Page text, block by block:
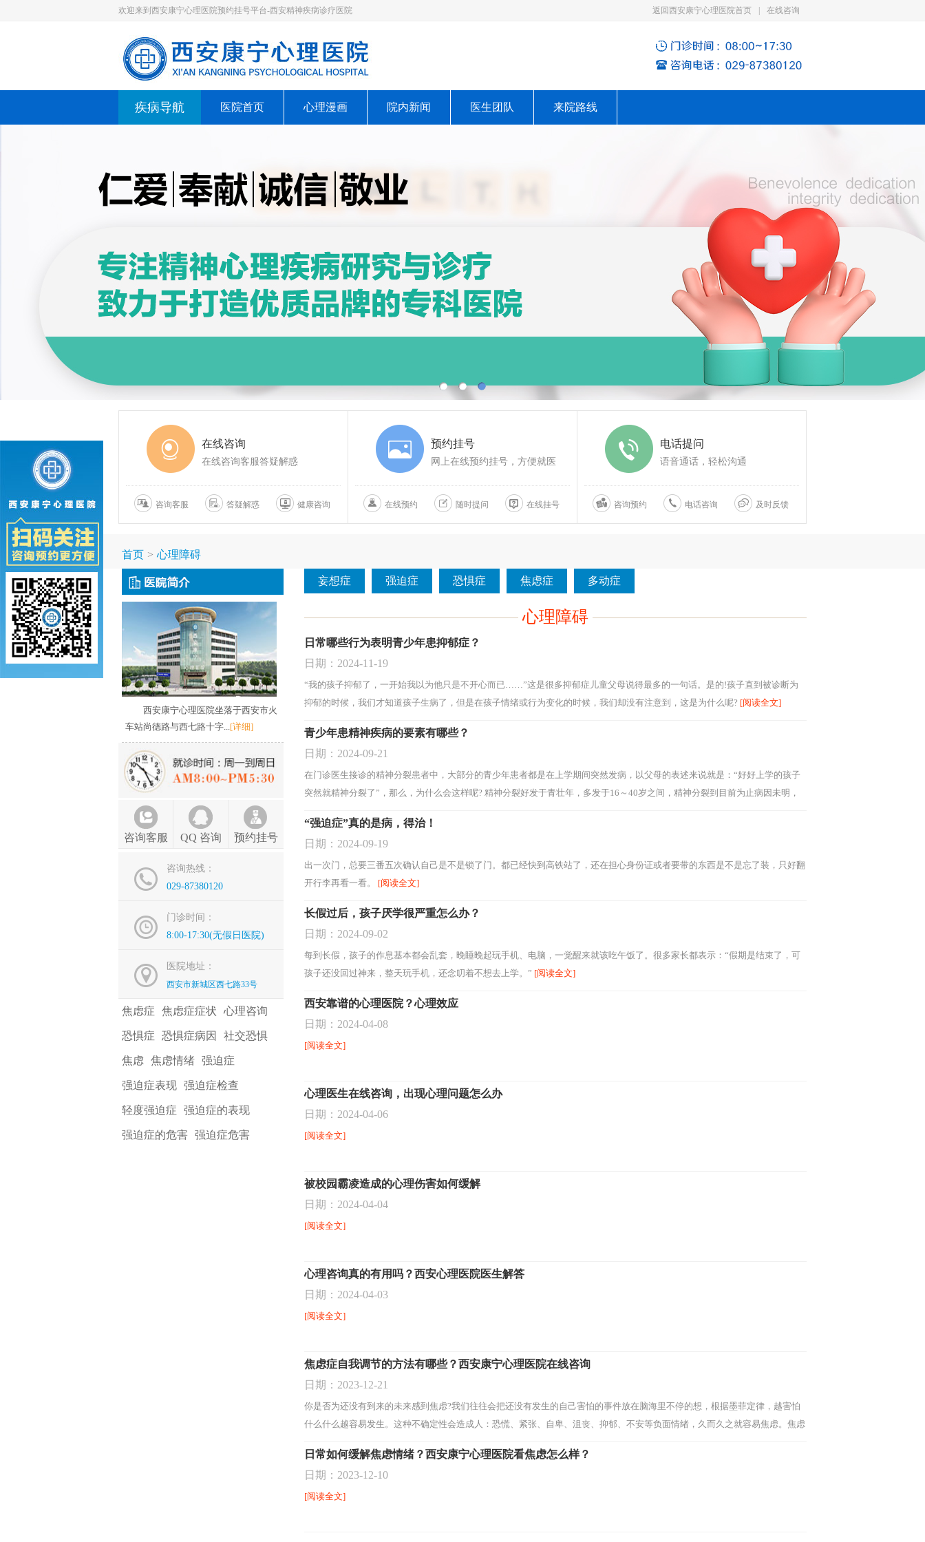
返回西安康宁心理医院首页 在线咨询
欢迎来到西安康宁心理医院预约挂号平台-西安精神疾病诊疗医院
疾病导航 医院首页 心理漫画 院内新闻 医生团队 来院路线
在线咨询
在线咨询客服答疑解惑
咨询客服 答疑解惑 健康咨询
预约挂号
网上在线预约挂号，方便就医
在线预约 随时提问 在线挂号
电话提问
语音通话，轻松沟通
咨询预约 电话咨询 及时反馈
首页 > 心理障碍
西安康宁心理医院坐落于西安市火
车站尚德路与西七路十字...[详细]
咨询客服 QQ 咨询 预约挂号
咨询热线：
029-87380120
门诊时间：
8:00-17:30(无假日医院)
医院地址：
西安市新城区西七路33号
焦虑症 焦虑症症状 心理咨询
恐惧症 恐惧症病因 社交恐惧
焦虑 焦虑情绪 强迫症
强迫症表现 强迫症检查
轻度强迫症 强迫症的表现
强迫症的危害 强迫症危害
妄想症 强迫症 恐惧症 焦虑症 多动症
心理障碍
日常哪些行为表明青少年患抑郁症？
日期：2024-11-19
“我的孩子抑郁了，一开始我以为他只是不开心而已……”这是很多抑郁症儿童父母说得最多的一句话。是的!孩子直到被诊断为
抑郁的时候，我们才知道孩子生病了，但是在孩子情绪或行为变化的时候，我们却没有注意到，这是为什么呢? [阅读全文]
青少年患精神疾病的要素有哪些？
日期：2024-09-21
在门诊医生接诊的精神分裂患者中，大部分的青少年患者都是在上学期间突然发病，以父母的表述来说就是：“好好上学的孩子
突然就精神分裂了”，那么，为什么会这样呢? 精神分裂好发于青壮年，多发于16～40岁之间，精神分裂到目前为止病因未明，
“强迫症”真的是病，得治！
日期：2024-09-19
出一次门，总要三番五次确认自己是不是锁了门。都已经快到高铁站了，还在担心身份证或者要带的东西是不是忘了装，只好翻
开行李再看一看。 [阅读全文]
长假过后，孩子厌学很严重怎么办？
日期：2024-09-02
每到长假，孩子的作息基本都会乱套，晚睡晚起玩手机、电脑，一觉醒来就该吃午饭了。很多家长都表示：“假期是结束了，可
孩子还没回过神来，整天玩手机，还念叨着不想去上学。” [阅读全文]
西安靠谱的心理医院？心理效应
日期：2024-04-08
[阅读全文]
心理医生在线咨询，出现心理问题怎么办
日期：2024-04-06
[阅读全文]
被校园霸凌造成的心理伤害如何缓解
日期：2024-04-04
[阅读全文]
心理咨询真的有用吗？西安心理医院医生解答
日期：2024-04-03
[阅读全文]
焦虑症自我调节的方法有哪些？西安康宁心理医院在线咨询
日期：2023-12-21
你是否为还没有到来的未来感到焦虑?我们往往会把还没有发生的自己害怕的事件放在脑海里不停的想，根据墨菲定律，越害怕
什么什么越容易发生。这种不确定性会造成人：恐慌、紧张、自卑、沮丧、抑郁、不安等负面情绪，久而久之就容易焦虑。焦虑
日常如何缓解焦虑情绪？西安康宁心理医院看焦虑怎么样？
日期：2023-12-10
[阅读全文]